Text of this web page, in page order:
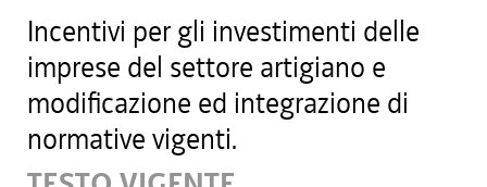
Incentivi per gli investimenti delle
imprese del settore artigiano e
modificazione ed integrazione di
normative vigenti.